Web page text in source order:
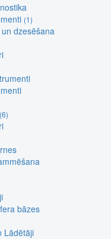
(1)
dzesēšana
(6)
bāzes
Lādētāji